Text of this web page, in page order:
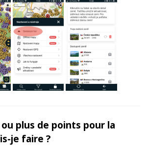
plus de points pour la
je faire ?